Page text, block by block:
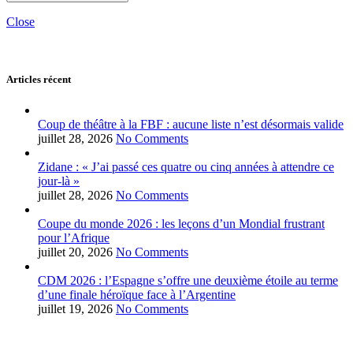
Close
Articles récent
Coup de théâtre à la FBF : aucune liste n’est désormais valide
juillet 28, 2026 No Comments
Zidane : « J’ai passé ces quatre ou cinq années à attendre ce
jour-là »
juillet 28, 2026 No Comments
Coupe du monde 2026 : les leçons d’un Mondial frustrant
pour l’Afrique
juillet 20, 2026 No Comments
CDM 2026 : l’Espagne s’offre une deuxième étoile au terme
d’une finale héroïque face à l’Argentine
juillet 19, 2026 No Comments